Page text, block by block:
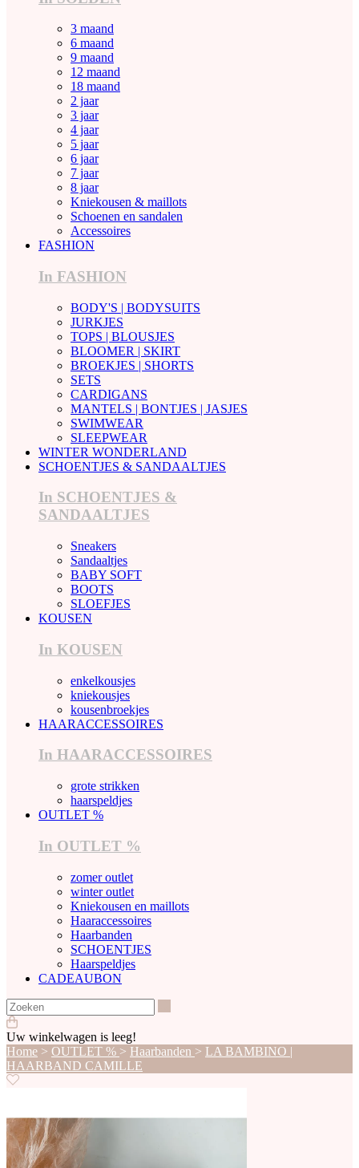
3 maand
6 maand
9 maand
12 maand
18 maand
2 jaar
3 jaar
4 jaar
5 jaar
6 jaar
7 jaar
8 jaar
Kniekousen & maillots
Schoenen en sandalen
Accessoires
FASHION
In FASHION
BODY'S | BODYSUITS
JURKJES
TOPS | BLOUSJES
BLOOMER | SKIRT
BROEKJES | SHORTS
SETS
CARDIGANS
MANTELS | BONTJES | JASJES
SWIMWEAR
SLEEPWEAR
WINTER WONDERLAND
SCHOENTJES & SANDAALTJES
In SCHOENTJES &
SANDAALTJES
Sneakers
Sandaaltjes
BABY SOFT
BOOTS
SLOEFJES
KOUSEN
In KOUSEN
enkelkousjes
kniekousjes
kousenbroekjes
HAARACCESSOIRES
In HAARACCESSOIRES
grote strikken
haarspeldjes
OUTLET %
In OUTLET %
zomer outlet
winter outlet
Kniekousen en maillots
Haaraccessoires
Haarbanden
SCHOENTJES
Haarspeldjes
CADEAUBON
Uw winkelwagen is leeg!
Home > OUTLET % > Haarbanden > LA BAMBINO |
HAARBAND CAMILLE